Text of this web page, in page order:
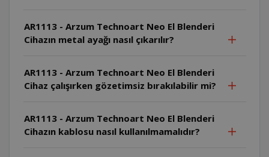
AR1113 - Arzum Technoart Neo El Blenderi
Cihazın metal ayağı nasıl çıkarılır?
AR1113 - Arzum Technoart Neo El Blenderi
Cihaz çalışırken gözetimsiz bırakılabilir mi?
AR1113 - Arzum Technoart Neo El Blenderi
Cihazın kablosu nasıl kullanılmamalıdır?